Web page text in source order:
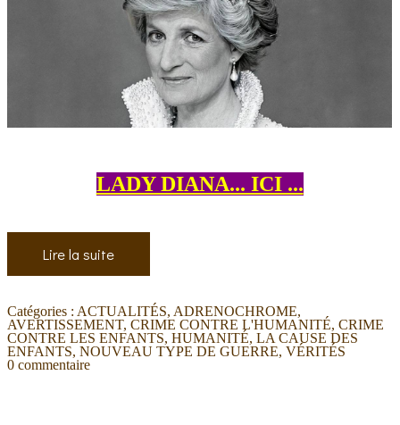
LADY DIANA... ICI ...
Lire la suite
Catégories : ACTUALITÉS, ADRENOCHROME,
AVERTISSEMENT,CRIME CONTRE L'HUMANITÉ,CRIME
CONTRE LES ENFANTS,HUMANITÉ,LA CAUSE DES
ENFANTS,NOUVEAU TYPE DE GUERRE,VÉRITÉS
0 commentaire